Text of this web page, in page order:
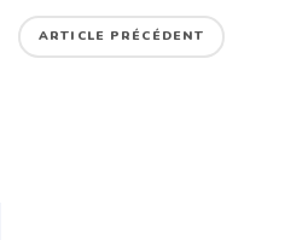
ARTICLE PRÉCÉDENT